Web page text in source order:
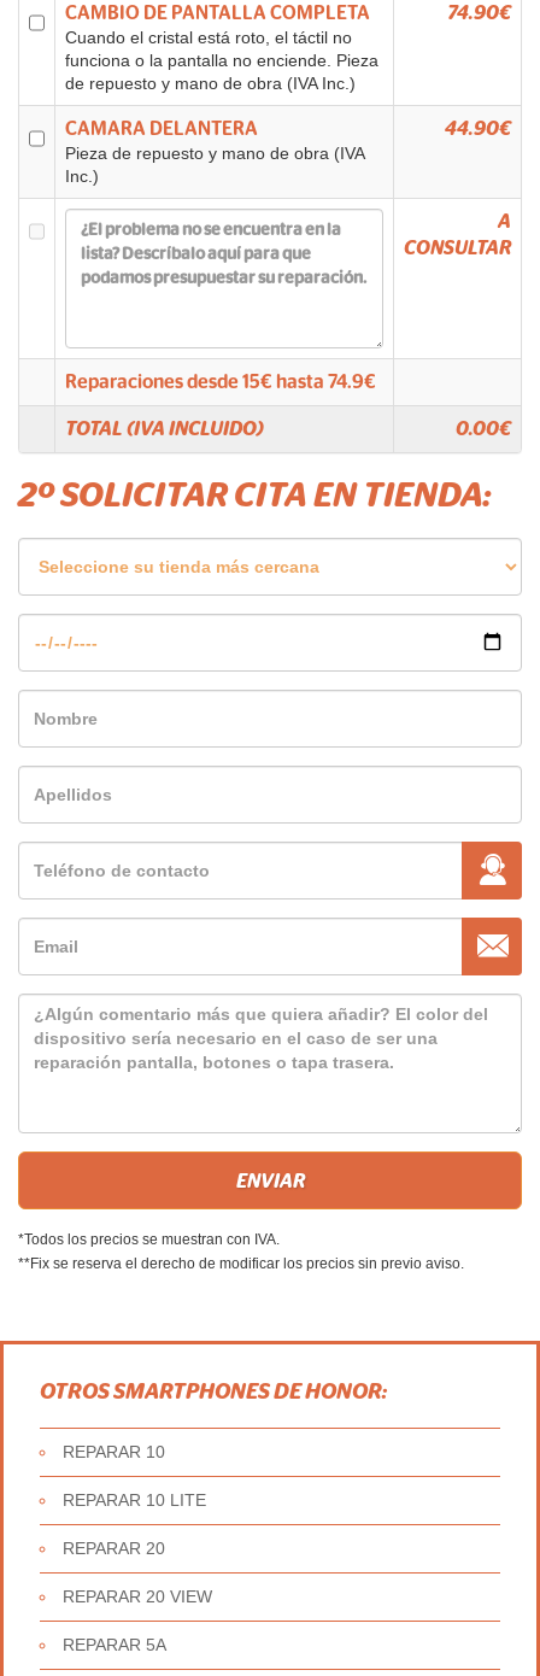
CAMBIO DE PANTALLA COMPLETA
Cuando el cristal está roto, el táctil no
funciona o la pantalla no enciende. Pieza
de repuesto y mano de obra (IVA Inc.)
74.90€
CAMARA DELANTERA
Pieza de repuesto y mano de obra (IVA
Inc.)
44.90€
A
CONSULTAR
Reparaciones desde15€ hasta 74.9€
TOTAL (IVA INCLUIDO) 0.00€
2º SOLICITAR CITA EN TIENDA:
*Todos los precios se muestran con IVA.
**Fix se reserva el derecho de modificar los precios sin previo aviso.
OTROS SMARTPHONES DE HONOR:
REPARAR 10
REPARAR 10 LITE
REPARAR 20
REPARAR 20 VIEW
REPARAR 5A